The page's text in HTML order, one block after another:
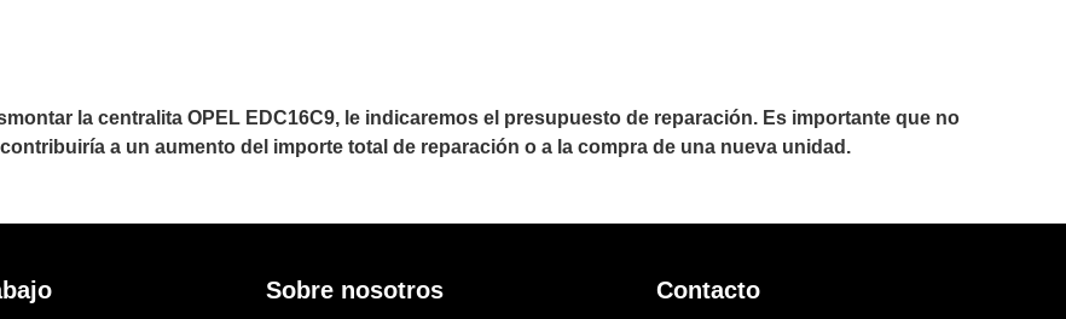
la centralita OPEL EDC16C9, le indicaremos el presupuesto de reparación. Es importante que no
a un aumento del importe total de reparación o a la compra de una nueva unidad.
Sobre nosotros Contacto